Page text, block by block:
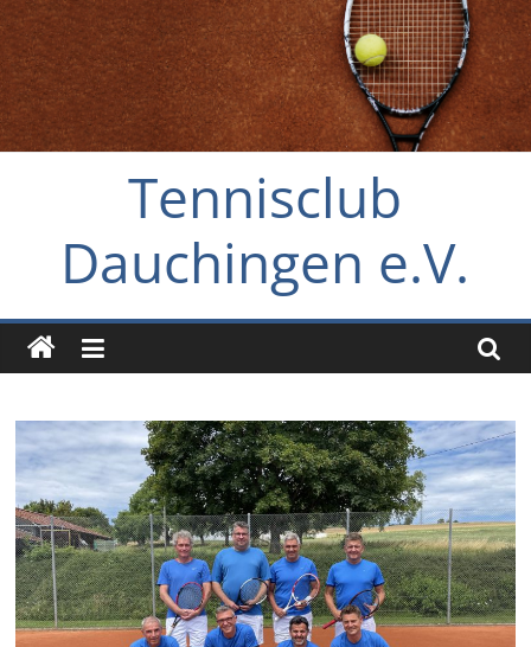
Tennisclub
Dauchingen e.V.